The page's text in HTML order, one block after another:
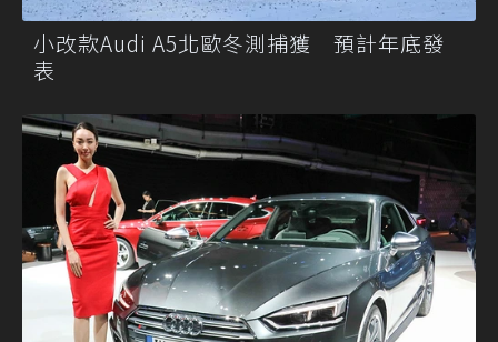
小改款Audi A5北歐冬測捕獲 預計年底發
表